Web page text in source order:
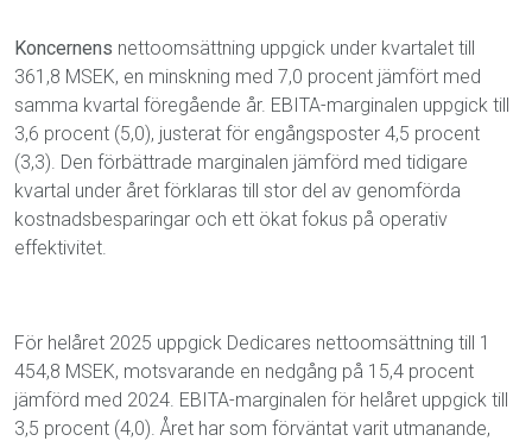
Koncernens nettoomsättning uppgick under kvartalet till
361,8 MSEK, en minskning med 7,0 procent jämfört med
samma kvartal föregående år. EBITA-marginalen uppgick till
3,6 procent (5,0), justerat för engångsposter 4,5 procent
(3,3). Den förbättrade marginalen jämförd med tidigare
kvartal under året förklaras till stor del av genomförda
kostnadsbesparingar och ett ökat fokus på operativ
effektivitet.
För helåret 2025 uppgick Dedicares nettoomsättning till 1
454,8 MSEK, motsvarande en nedgång på 15,4 procent
jämförd med 2024. EBITA-marginalen för helåret uppgick till
3,5 procent (4,0). Året har som förväntat varit utmanande,